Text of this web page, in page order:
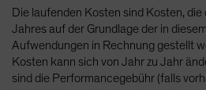
Die laufenden Kosten sind Kosten,
Jahres auf der Grundlage der in
Aufwendungen in Rechnung gestellt
Kosten kann sich von Jahr zu Jahr
sind die Performancegebühr (falls